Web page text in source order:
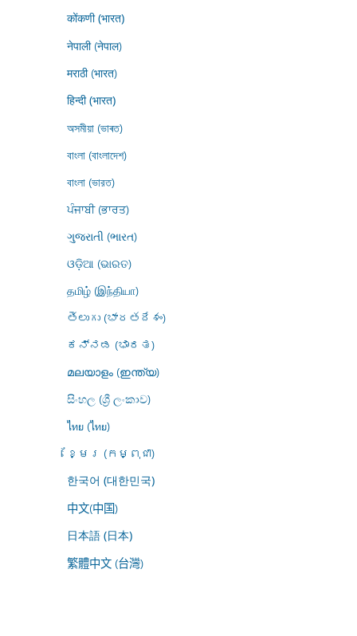
कोंकणी (भारत)
नेपाली (नेपाल)
मराठी (भारत)
हिन्दी (भारत)
অসমীয়া (ভাৰত)
বাংলা (বাংলাদেশ)
বাংলা (ভারত)
ਪੰਜਾਬੀ (ਭਾਰਤ)
ગુજરાતી (ભારત)
ଓଡ଼ିଆ (ଭାରତ)
தமிழ் (இந்தியா)
తెలుగు (భారతదేశం)
ಕನ್ನಡ (ಭಾರತ)
മലയാളം (ഇന്ത്യ)
සිංහල (ශ්‍රී ලංකාව)
ไทย (ไทย)
ខ្មែរ (កម្ពុជា)
한국어 (대한민국)
中文(中国)
日本語 (日本)
繁體中文 (台灣)